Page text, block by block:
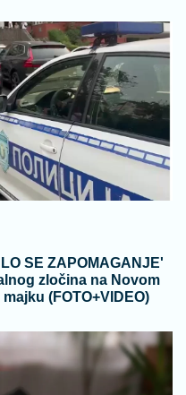
SE ZAPOMAGANJE'
zločina na Novom
(FOTO+VIDEO)